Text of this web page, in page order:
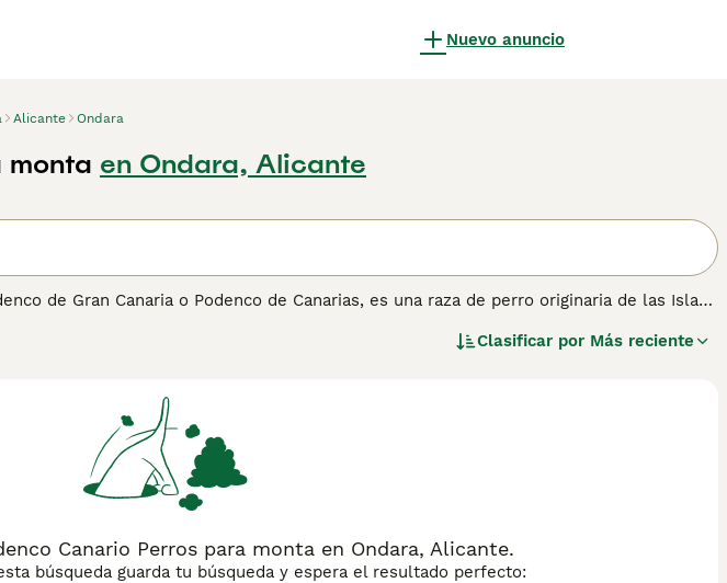
Nuevo anuncio
Alicante Ondara
monta en Ondara, Alicante
puede ser de varios colores, el Podenco Canario es un excelente cazador de conejos y
y su naturaleza enérgica lo convierten en un buen compañero tanto en áreas
Clasificar por Más reciente
Canario Perros para monta en Ondara, Alicante.
búsqueda guarda tu búsqueda y espera el resultado perfecto: